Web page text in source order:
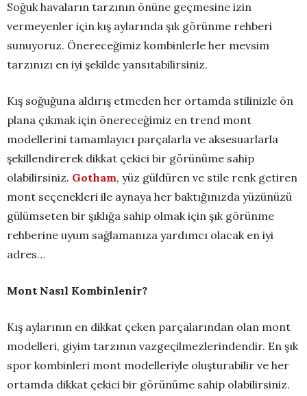
Soğuk havaların tarzının önüne geçmesine izin
vermeyenler için kış aylarında şık görünme rehberi
sunuyoruz. Önereceğimiz kombinlerle her mevsim
tarzınızı en iyi şekilde yansıtabilirsiniz.
Kış soğuğuna aldırış etmeden her ortamda stilinizle ön
plana çıkmak için önereceğimiz en trend mont
modellerini tamamlayıcı parçalarla ve aksesuarlarla
şekillendirerek dikkat çekici bir görünüme sahip
olabilirsiniz. Gotham, yüz güldüren ve stile renk getiren
mont seçenekleri ile aynaya her baktığınızda yüzünüzü
gülümseten bir şıklığa sahip olmak için şık görünme
rehberine uyum sağlamanıza yardımcı olacak en iyi
adres…
Mont Nasıl Kombinlenir?
Kış aylarının en dikkat çeken parçalarından olan mont
modelleri, giyim tarzının vazgeçilmezlerindendir. En şık
spor kombinleri mont modelleriyle oluşturabilir ve her
ortamda dikkat çekici bir görünüme sahip olabilirsiniz.